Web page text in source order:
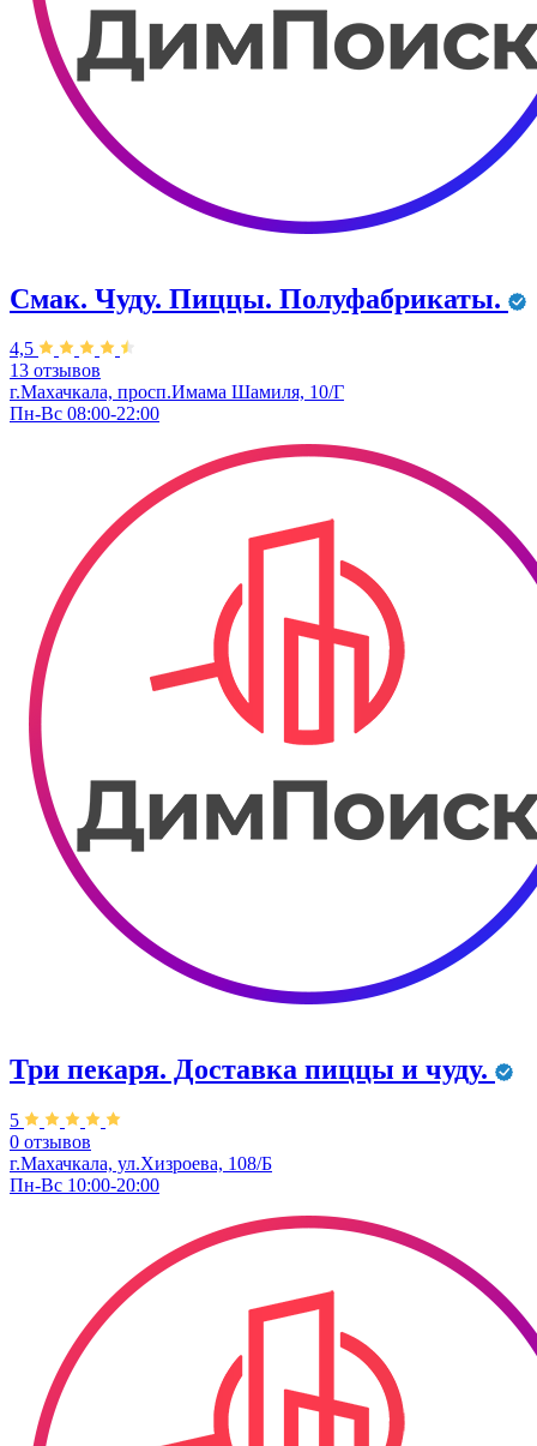
Смак. Чуду. Пиццы. Полуфабрикаты.
4,5
13 отзывов
г.Махачкала, просп.Имама Шамиля, 10/Г
Пн-Вс 08:00-22:00
Три пекаря. Доставка пиццы и чуду.
5
0 отзывов
г.Махачкала, ул.Хизроева, 108/Б
Пн-Вс 10:00-20:00